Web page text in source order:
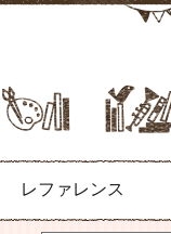
レファレンス